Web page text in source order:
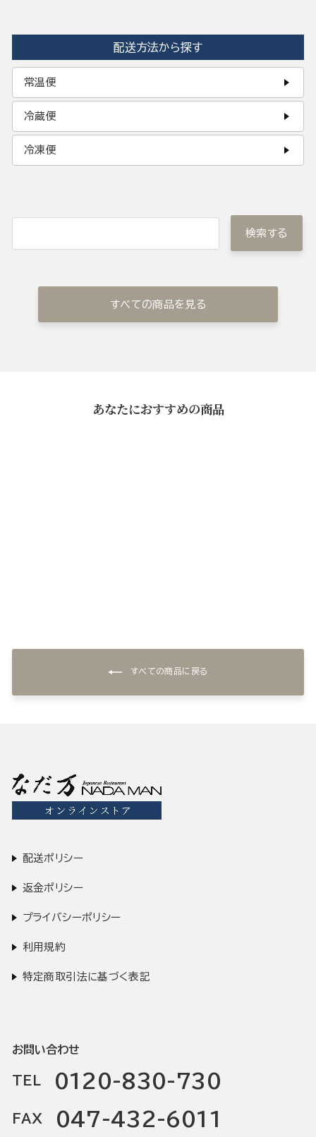
配送方法から探す
常温便
冷蔵便
冷凍便
検索する
すべての商品を見る
あなたにおすすめの商品
すべての商品に戻る
配送ポリシー
返金ポリシー
プライバシーポリシー
利用規約
特定商取引法に基づく表記
お問い合わせ
TEL 0120-830-730
FAX 047-432-6011